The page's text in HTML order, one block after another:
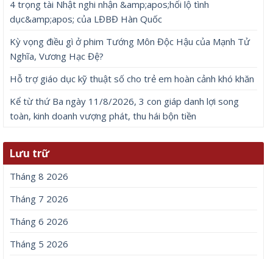
4 trọng tài Nhật nghi nhận &amp;apos;hối lộ tình
dục&amp;apos; của LĐBĐ Hàn Quốc
Kỳ vọng điều gì ở phim Tướng Môn Độc Hậu của Mạnh Tử
Nghĩa, Vương Hạc Đệ?
Hỗ trợ giáo dục kỹ thuật số cho trẻ em hoàn cảnh khó khăn
Kể từ thứ Ba ngày 11/8/2026, 3 con giáp danh lợi song
toàn, kinh doanh vượng phát, thu hái bộn tiền
Lưu trữ
Tháng 8 2026
Tháng 7 2026
Tháng 6 2026
Tháng 5 2026